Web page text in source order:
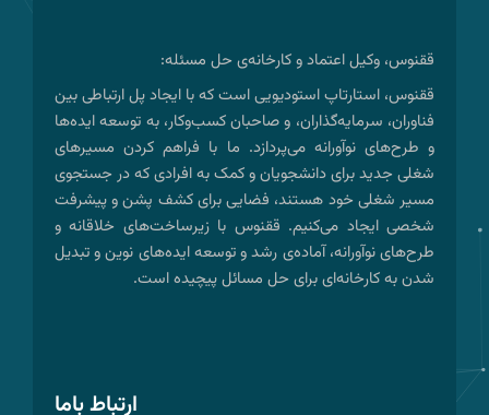
ققنوس، وکیل اعتماد و کارخانه‌ی حل مسئله:
ققنوس، استارتاپ استودیویی است که با ایجاد پل ارتباطی بین
فناوران، سرمایه‌گذاران، و صاحبان کسب‌وکار، به توسعه ایده‌ها
و طرح‌های نوآورانه می‌پردازد. ما با فراهم کردن مسیرهای
شغلی جدید برای دانشجویان و کمک به افرادی که در جستجوی
مسیر شغلی خود هستند، فضایی برای کشف پشن و پیشرفت
شخصی ایجاد می‌کنیم. ققنوس با زیرساخت‌های خلاقانه و
طرح‌های نوآورانه، آماده‌ی رشد و توسعه ایده‌های نوین و تبدیل
شدن به کارخانه‌ای برای حل مسائل پیچیده است.
ارتباط باما